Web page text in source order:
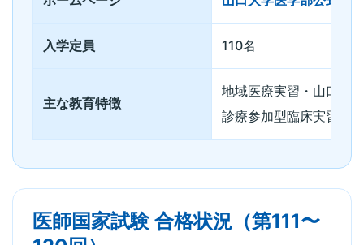
入学定員 110名
主な教育特徴
地域医療実習・山口県
診療参加型臨床実習・
医師国家試験 合格状況（第111〜